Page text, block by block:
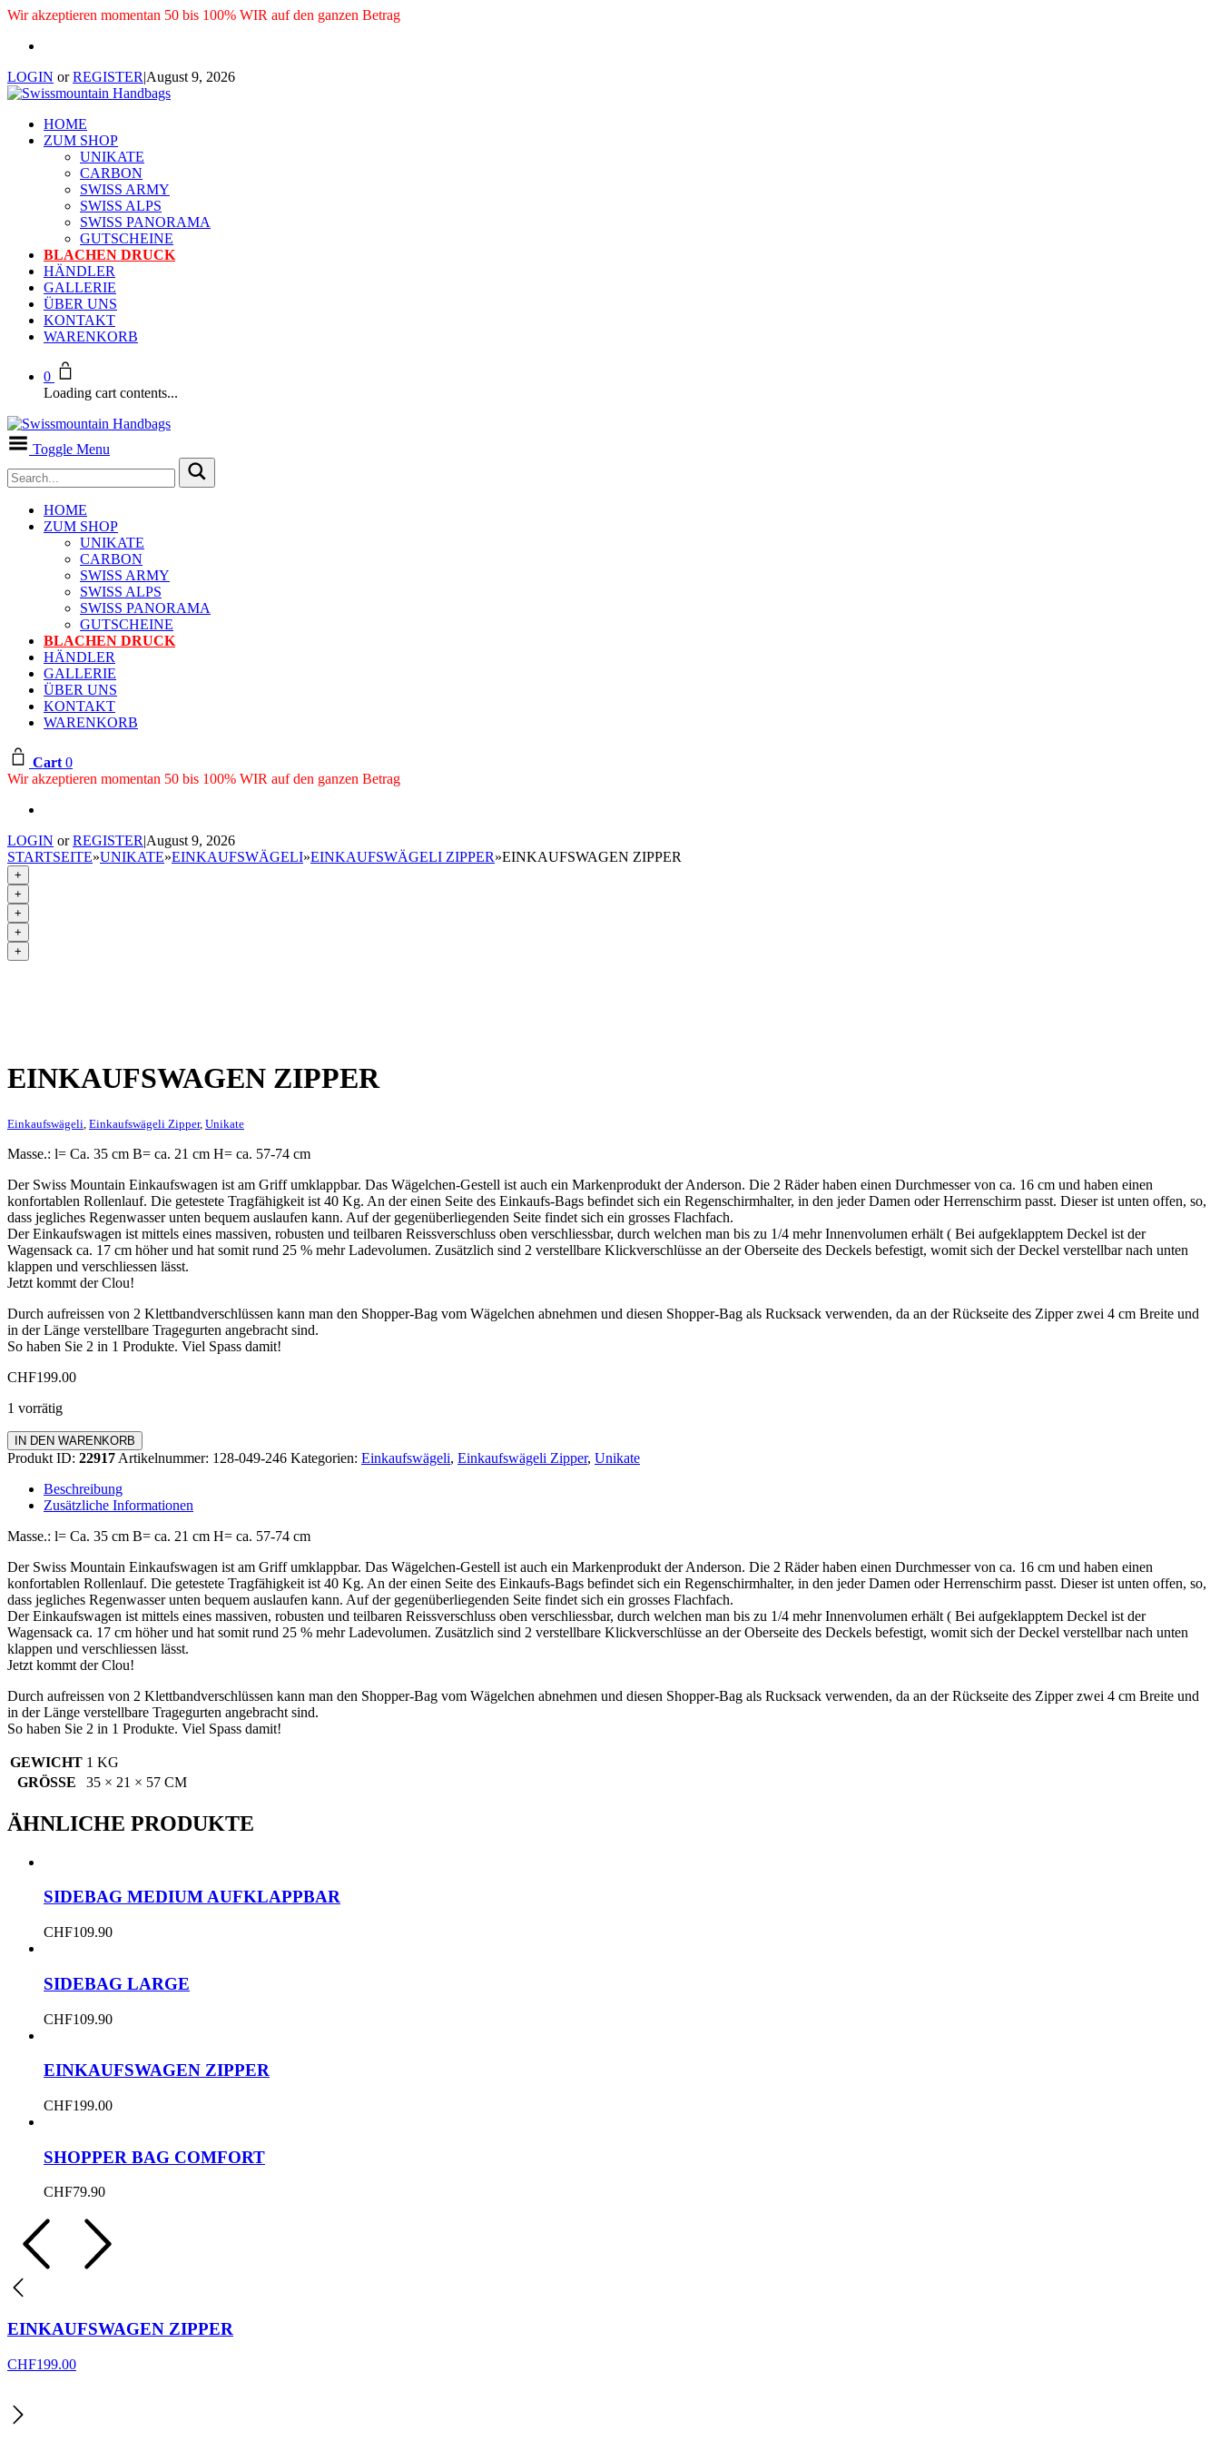
Wir akzeptieren momentan 50 bis 100% WIR auf den ganzen Betrag
LOGIN orREGISTER|August 9, 2026
HOME
ZUM SHOP
UNIKATE
CARBON
SWISS ARMY
SWISS ALPS
SWISS PANORAMA
GUTSCHEINE
BLACHEN DRUCK
HÄNDLER
GALLERIE
ÜBER UNS
KONTAKT
WARENKORB
0
Loading cart contents...
Toggle Menu
HOME
ZUM SHOP
UNIKATE
CARBON
SWISS ARMY
SWISS ALPS
SWISS PANORAMA
GUTSCHEINE
BLACHEN DRUCK
HÄNDLER
GALLERIE
ÜBER UNS
KONTAKT
WARENKORB
Cart 0
Wir akzeptieren momentan 50 bis 100% WIR auf den ganzen Betrag
LOGIN orREGISTER|August 9, 2026
STARTSEITE»UNIKATE»EINKAUFSWÄGELI»EINKAUFSWÄGELI ZIPPER»EINKAUFSWAGEN ZIPPER
+
+
+
+
+
EINKAUFSWAGEN ZIPPER
Einkaufswägeli Einkaufswägeli Zipper, Unikate
Masse.: l= Ca. 35 cm B= ca. 21 cm H= ca. 57-74 cm
Der Swiss Mountain Einkaufswagen ist am Griff umklappbar. Das Wägelchen-Gestell ist auch ein Markenprodukt der Anderson. Die 2 Räder haben einen Durchmesser von ca. 16 cm und haben einen
konfortablen Rollenlauf. Die getestete Tragfähigkeit ist 40 Kg. An der einen Seite des Einkaufs-Bags befindet sich ein Regenschirmhalter, in den jeder Damen oder Herrenschirm passt. Dieser ist unten offen, so,
dass jegliches Regenwasser unten bequem auslaufen kann. Auf der gegenüberliegenden Seite findet sich ein grosses Flachfach.
Der Einkaufswagen ist mittels eines massiven, robusten und teilbaren Reissverschluss oben verschliessbar, durch welchen man bis zu 1/4 mehr Innenvolumen erhält ( Bei aufgeklapptem Deckel ist der
Wagensack ca. 17 cm höher und hat somit rund 25 % mehr Ladevolumen. Zusätzlich sind 2 verstellbare Klickverschlüsse an der Oberseite des Deckels befestigt, womit sich der Deckel verstellbar nach unten
klappen und verschliessen lässt.
Jetzt kommt der Clou!
Durch aufreissen von 2 Klettbandverschlüssen kann man den Shopper-Bag vom Wägelchen abnehmen und diesen Shopper-Bag als Rucksack verwenden, da an der Rückseite des Zipper zwei 4 cm Breite und
in der Länge verstellbare Tragegurten angebracht sind.
So haben Sie 2 in 1 Produkte. Viel Spass damit!
CHF199.00
1 vorrätig
Einkaufswagen
Zipper
IN DEN WARENKORB
Produkt ID: 22917 Artikelnummer: 128-049-246 Kategorien: Einkaufswägeli, Einkaufswägeli Zipper, Unikate
Beschreibung
Zusätzliche Informationen
Masse.: l= Ca. 35 cm B= ca. 21 cm H= ca. 57-74 cm
Der Swiss Mountain Einkaufswagen ist am Griff umklappbar. Das Wägelchen-Gestell ist auch ein Markenprodukt der Anderson. Die 2 Räder haben einen Durchmesser von ca. 16 cm und haben einen
konfortablen Rollenlauf. Die getestete Tragfähigkeit ist 40 Kg. An der einen Seite des Einkaufs-Bags befindet sich ein Regenschirmhalter, in den jeder Damen oder Herrenschirm passt. Dieser ist unten offen, so,
dass jegliches Regenwasser unten bequem auslaufen kann. Auf der gegenüberliegenden Seite findet sich ein grosses Flachfach.
Der Einkaufswagen ist mittels eines massiven, robusten und teilbaren Reissverschluss oben verschliessbar, durch welchen man bis zu 1/4 mehr Innenvolumen erhält ( Bei aufgeklapptem Deckel ist der
Wagensack ca. 17 cm höher und hat somit rund 25 % mehr Ladevolumen. Zusätzlich sind 2 verstellbare Klickverschlüsse an der Oberseite des Deckels befestigt, womit sich der Deckel verstellbar nach unten
klappen und verschliessen lässt.
Jetzt kommt der Clou!
Durch aufreissen von 2 Klettbandverschlüssen kann man den Shopper-Bag vom Wägelchen abnehmen und diesen Shopper-Bag als Rucksack verwenden, da an der Rückseite des Zipper zwei 4 cm Breite und
in der Länge verstellbare Tragegurten angebracht sind.
So haben Sie 2 in 1 Produkte. Viel Spass damit!
GEWICHT 1 KG
GRÖSSE
35 × 21 × 57 CM
ÄHNLICHE PRODUKTE
SIDEBAG MEDIUM AUFKLAPPBAR
CHF109.90
SIDEBAG LARGE
CHF109.90
EINKAUFSWAGEN ZIPPER
CHF199.00
SHOPPER BAG COMFORT
CHF79.90
EINKAUFSWAGEN ZIPPER
CHF199.00